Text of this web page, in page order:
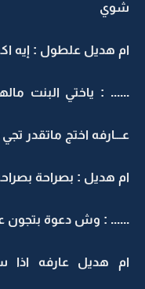
شوي
ام هديل علطول : إيه
...... : ياختي البنت
عـــارفه اختج ماتقدر
ام هديل : بصراحة
...... : وش دعوة بتجون
ام هديل عارفه اذا